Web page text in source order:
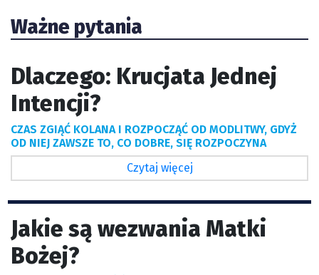
Ważne pytania
Dlaczego: Krucjata Jednej
Intencji?
CZAS ZGIĄĆ KOLANA I ROZPOCZĄĆ OD MODLITWY, GDYŻ
OD NIEJ ZAWSZE TO, CO DOBRE, SIĘ ROZPOCZYNA
Czytaj więcej
Jakie są wezwania Matki
Bożej?